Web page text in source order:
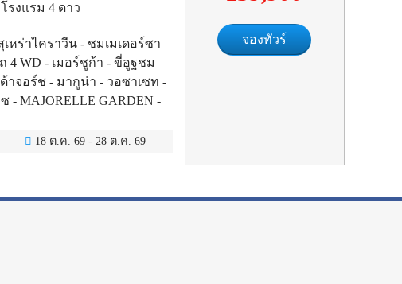
- ชมเมืองเฟส
รงแรม 4 ดาว
หร่าไคราวีน - ชมเมเดอร์ซา
4 WD - เมอร์ชูก้า - ขี่อูฐชม
าจอร์ช - มากูน่า - วอซาเซท -
- MAJORELLE GARDEN -
18 ต.ค. 69 - 28 ต.ค. 69
จองทัวร์